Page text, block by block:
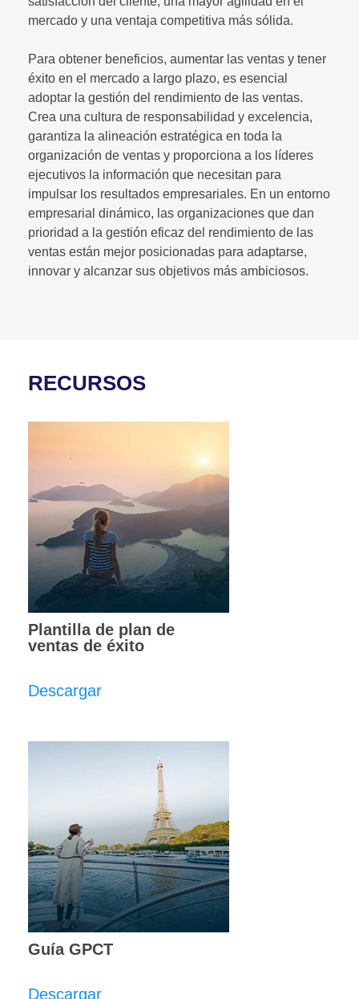
mercado y una ventaja competitiva más sólida.
Para obtener beneficios, aumentar las ventas y tener
éxito en el mercado a largo plazo, es esencial
adoptar la gestión del rendimiento de las ventas.
Crea una cultura de responsabilidad y excelencia,
garantiza la alineación estratégica en toda la
organización de ventas y proporciona a los líderes
ejecutivos la información que necesitan para
impulsar los resultados empresariales. En un entorno
empresarial dinámico, las organizaciones que dan
prioridad a la gestión eficaz del rendimiento de las
ventas están mejor posicionadas para adaptarse,
innovar y alcanzar sus objetivos más ambiciosos.
RECURSOS
Plantilla de plan de
ventas de éxito
Descargar
Guía GPCT
Descargar